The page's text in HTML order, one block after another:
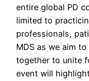
entire global PD
limited to
professionals,
MDS as we aim
together to unite
event will